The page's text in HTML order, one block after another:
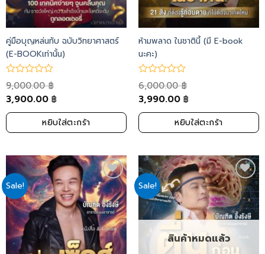
คู่มือบุญหล่นทับ ฉบับวิทยาศาสตร์
(E-BOOKเท่านั้น)
9,000.00฿
3,900.00 ฿
หยิบใส่ตะกร้า
ห้ามพลาด ในชาตินี้ (มี E-book
นะคะ)
6,000.00฿
3,990.00 ฿
หยิบใส่ตะกร้า
Sale!
Add
to
wishlist
Sale!
Add
to
wishlist
สินค้าหมดแล้ว